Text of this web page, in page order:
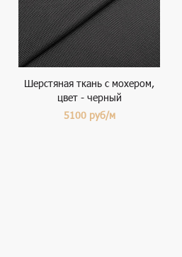
Шерстяная ткань с мохером,
цвет - черный
5100 руб/м